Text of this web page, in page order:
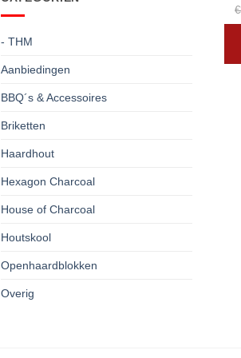
- THM
Aanbiedingen
BBQ´s & Accessoires
Briketten
Haardhout
Hexagon Charcoal
House of Charcoal
Houtskool
Openhaardblokken
Overig
€